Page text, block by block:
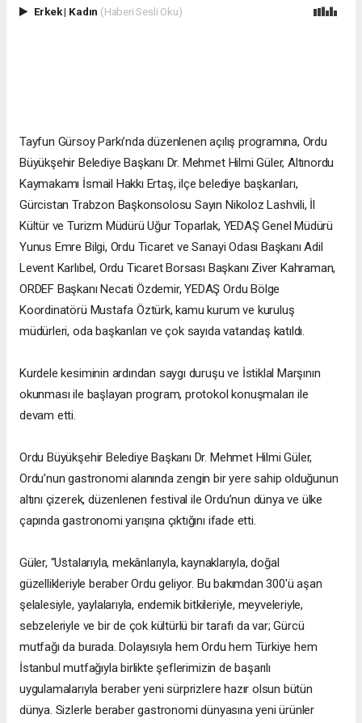
Erkek| Kadın (Haberi Sesli Oku)
Tayfun Gürsoy Parkı’nda düzenlenen açılış programına, Ordu
Büyükşehir Belediye Başkanı Dr. Mehmet Hilmi Güler, Altınordu
Kaymakamı İsmail Hakkı Ertaş, ilçe belediye başkanları,
Gürcistan Trabzon Başkonsolosu Sayın Nikoloz Lashvili, İl
Kültür ve Turizm Müdürü Uğur Toparlak, YEDAŞ Genel Müdürü
Yunus Emre Bilgi, Ordu Ticaret ve Sanayi Odası Başkanı Adil
Levent Karlıbel, Ordu Ticaret Borsası Başkanı Ziver Kahraman,
ORDEF Başkanı Necati Özdemir, YEDAŞ Ordu Bölge
Koordinatörü Mustafa Öztürk, kamu kurum ve kuruluş
müdürleri, oda başkanları ve çok sayıda vatandaş katıldı.
Kurdele kesiminin ardından saygı duruşu ve İstiklal Marşının
okunması ile başlayan program, protokol konuşmaları ile
devam etti.
Ordu Büyükşehir Belediye Başkanı Dr. Mehmet Hilmi Güler,
Ordu’nun gastronomi alanında zengin bir yere sahip olduğunun
altını çizerek, düzenlenen festival ile Ordu’nun dünya ve ülke
çapında gastronomi yarışına çıktığını ifade etti.
Güler, “Ustalarıyla, mekânlarıyla, kaynaklarıyla, doğal
güzellikleriyle beraber Ordu geliyor. Bu bakımdan 300'ü aşan
şelalesiyle, yaylalarıyla, endemik bitkileriyle, meyveleriyle,
sebzeleriyle ve bir de çok kültürlü bir tarafı da var; Gürcü
mutfağı da burada. Dolayısıyla hem Ordu hem Türkiye hem
İstanbul mutfağıyla birlikte şeflerimizin de başarılı
uygulamalarıyla beraber yeni sürprizlere hazır olsun bütün
dünya. Sizlerle beraber gastronomi dünyasına yeni ürünler